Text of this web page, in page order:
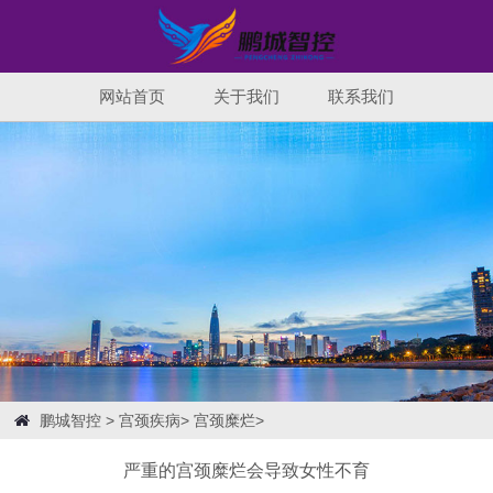
网站首页 关于我们 联系我们
鹏城智控> 宫颈疾病> 宫颈糜烂>
严重的宫颈糜烂会导致女性不育